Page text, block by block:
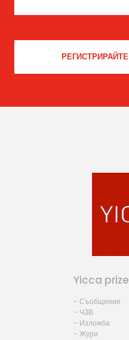
Yicca prize
- Съобщение
- ЧЗВ
- Изложба
- Жури